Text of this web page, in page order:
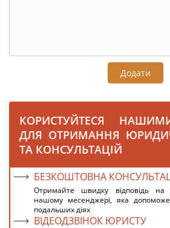
Додати
КОРИСТУЙТЕСЯ
ДЛЯ ОТРИМАННЯ
ТА КОНСУЛЬТАЦІЙ
БЕЗКОШТОВНА
Отримайте швидку відповідь
нашому месенджері, яка
подальших діях
ВІДЕОДЗВІНОК ЮРИСТУ